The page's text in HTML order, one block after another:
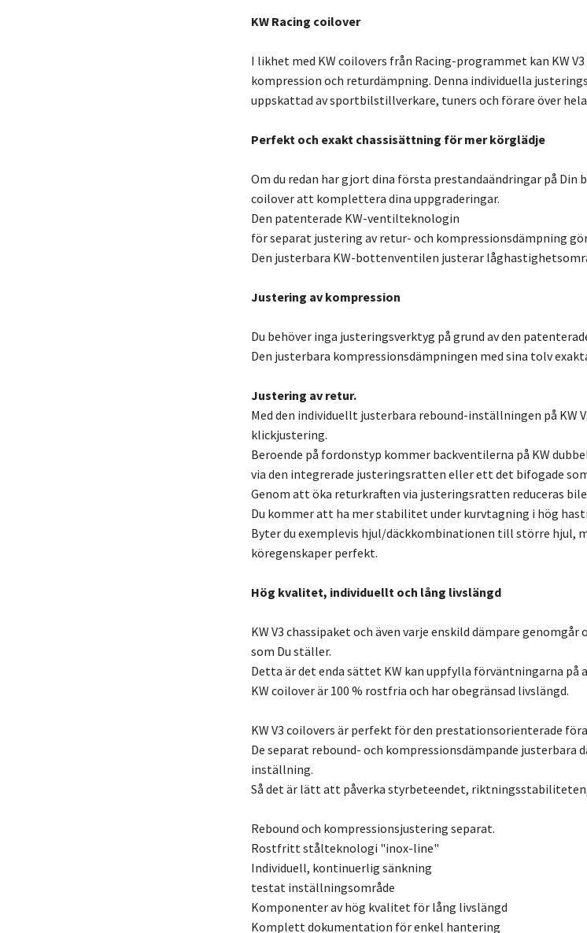
KW Racing coilover
I likhet med KW coilovers från Racing-programmet kan KW
kompression och returdämpning. Denna individuella
uppskattad av sportbilstillverkare, tuners och förare över
Perfekt och exakt chassisättning för mer körglädje
Om du redan har gjort dina första prestandaändringar på Din
coilover att komplettera dina uppgraderingar.
Den patenterade KW-ventilteknologin
för separat justering av retur- och kompressionsdämpning
Den justerbara KW-bottenventilen justerar
Justering av kompression
Du behöver inga justeringsverktyg på grund av den
Den justerbara kompressionsdämpningen med sina tolv
Justering av retur.
Med den individuellt justerbara rebound-inställningen på KW
klickjustering.
Beroende på fordonstyp kommer backventilerna på KW
via den integrerade justeringsratten eller ett det bifogade
Genom att öka returkraften via justeringsratten reduceras
Du kommer att ha mer stabilitet under kurvtagning i hög
Byter du exemplevis hjul/däckkombinationen till större hjul,
köregenskaper perfekt.
Hög kvalitet, individuellt och lång livslängd
KW V3 chassipaket och även varje enskild dämpare
som Du ställer.
Detta är det enda sättet KW kan uppfylla förväntningarna
KW coilover är 100 % rostfria och har obegränsad livslängd.
KW V3 coilovers är perfekt för den prestationsorienterade
De separat rebound- och kompressionsdämpande
inställning.
Så det är lätt att påverka styrbeteendet,
Rebound och kompressionsjustering separat.
Rostfritt stålteknologi "inox-line"
Individuell, kontinuerlig sänkning
testat inställningsområde
Komponenter av hög kvalitet för lång livslängd
Komplett dokumentation för enkel hantering